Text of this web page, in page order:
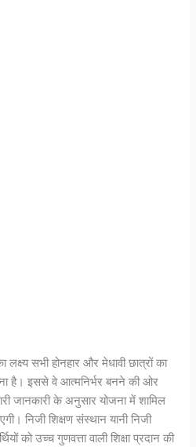
सभी होनहार और मेधावी छात्रों का
है। इससे वे आत्मनिर्भर बनने की ओर
जानकारी के अनुसार योजना में शामिल
निजी शिक्षण संस्थान यानी निजी
को उच्च गुणवत्ता वाली शिक्षा प्रदान की